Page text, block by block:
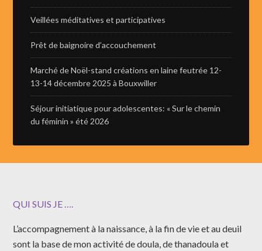
Veillées méditatives et participatives
Prêt de baignoire d’accouchement
Marché de Noël-stand créations en laine feutrée 12-
13-14 décembre 2025 à Bouxwiller
Séjour initiatique pour adolescentes: « Sur le chemin
du féminin » été 2026
QUI SUIS JE ….
L’accompagnement à la naissance, à la fin de vie et au deuil
sont la base de mon activité de doula, de thanadoula et